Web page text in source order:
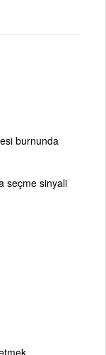
burnunda
seçme sinyali